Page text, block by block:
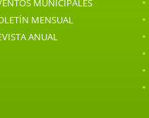
MUNICIPALES
MENSUAL
ANUAL
·
·
·
·
·